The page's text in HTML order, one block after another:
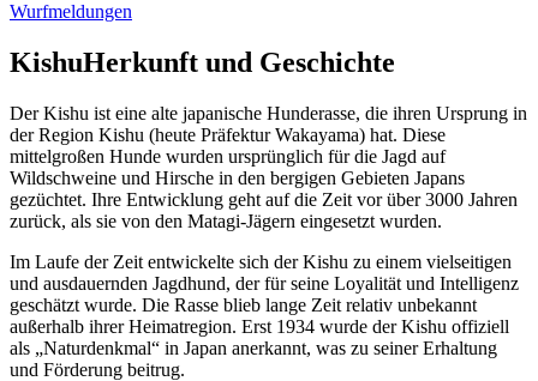
Wurfmeldungen
KishuHerkunft und Geschichte
Der Kishu ist eine alte japanische Hunderasse, die ihren Ursprung in
der Region Kishu (heute Präfektur Wakayama) hat. Diese
mittelgroßen Hunde wurden ursprünglich für die Jagd auf
Wildschweine und Hirsche in den bergigen Gebieten Japans
gezüchtet. Ihre Entwicklung geht auf die Zeit vor über 3000 Jahren
zurück, als sie von den Matagi-Jägern eingesetzt wurden.
Im Laufe der Zeit entwickelte sich der Kishu zu einem vielseitigen
und ausdauernden Jagdhund, der für seine Loyalität und Intelligenz
geschätzt wurde. Die Rasse blieb lange Zeit relativ unbekannt
außerhalb ihrer Heimatregion. Erst 1934 wurde der Kishu offiziell
als „Naturdenkmal“ in Japan anerkannt, was zu seiner Erhaltung
und Förderung beitrug.